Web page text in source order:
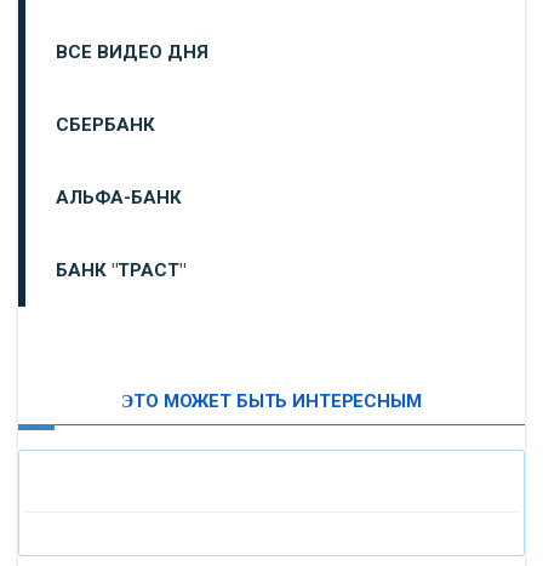
ВСЕ ВИДЕО ДНЯ
СБЕРБАНК
АЛЬФА-БАНК
БАНК "ТРАСТ"
«БАНК САНКТ-ПЕТЕРБУРГ»
ЭТО МОЖЕТ БЫТЬ ИНТЕРЕСНЫМ